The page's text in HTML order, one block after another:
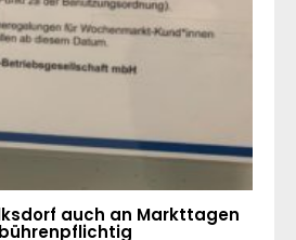
auch an Markttagen